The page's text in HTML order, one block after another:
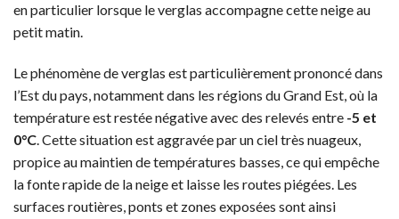
en particulier lorsque le verglas accompagne cette neige au
petit matin.
Le phénomène de verglas est particulièrement prononcé dans
l’Est du pays, notamment dans les régions du Grand Est, où la
température est restée négative avec des relevés entre -5 et
0°C. Cette situation est aggravée par un ciel très nuageux,
propice au maintien de températures basses, ce qui empêche
la fonte rapide de la neige et laisse les routes piégées. Les
surfaces routières, ponts et zones exposées sont ainsi